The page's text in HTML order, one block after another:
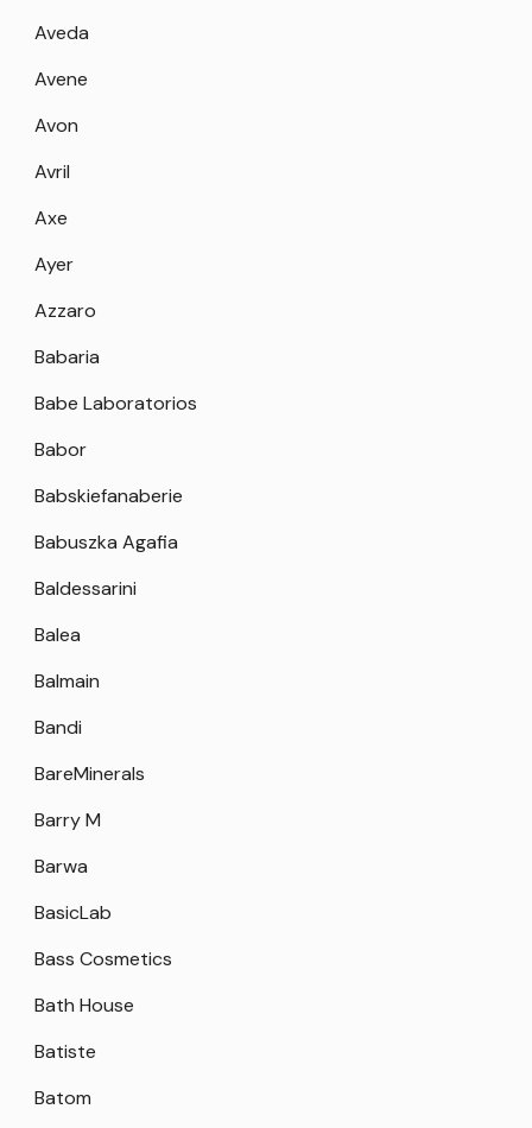
Aveda
Avene
Avon
Avril
Axe
Ayer
Azzaro
Babaria
Babe Laboratorios
Babor
Babskiefanaberie
Babuszka Agafia
Baldessarini
Balea
Balmain
Bandi
BareMinerals
Barry M
Barwa
BasicLab
Bass Cosmetics
Bath House
Batiste
Batom